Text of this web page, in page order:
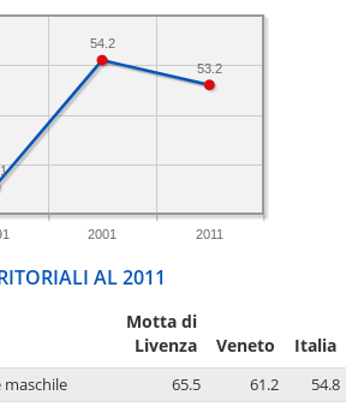
2001 2011
53.2
54.2
AL 2011
Motta di
Livenza
Veneto Italia
maschile 65.5 61.2
54.8